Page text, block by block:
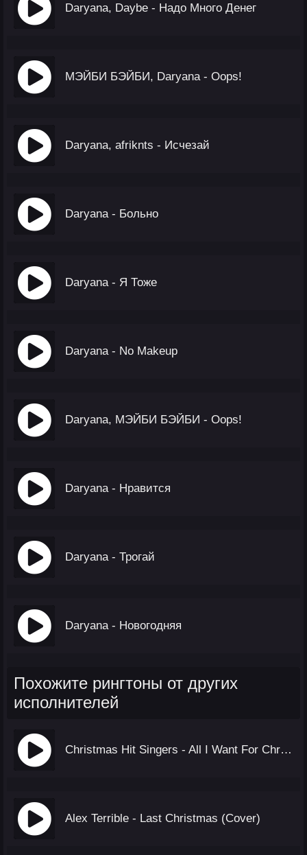
Daryana, Daybe - Надо Много Денег
МЭЙБИ БЭЙБИ, Daryana - Oops!
Daryana, afriknts - Исчезай
Daryana - Больно
Daryana - Я Тоже
Daryana - No Makeup
Daryana, МЭЙБИ БЭЙБИ - Oops!
Daryana - Нравится
Daryana - Трогай
Daryana - Новогодняя
Похожите рингтоны от других
исполнителей
Christmas Hit Singers - All I Want For Christmas Is You 2
Alex Terrible - Last Christmas (Cover)